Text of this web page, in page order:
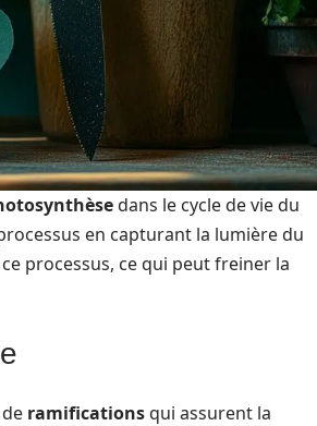
dans le cycle de vie du
en capturant la lumière du
processus, ce qui peut freiner la
ramificationsqui assurent la